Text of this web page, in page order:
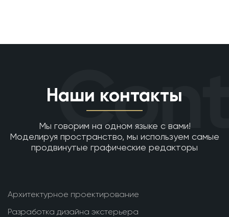
Наши контакты
Мы говорим на одном языке с вами!
Моделируя пространство, мы используем самые
продвинутые графические редакторы
Архитектурное проектирование
Разработка дизайна экстерьера